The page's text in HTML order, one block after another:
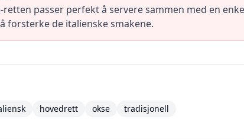
retten passer perfekt å servere sammen med en
forsterke de italienske smakene.
hovedrett okse tradisjonell